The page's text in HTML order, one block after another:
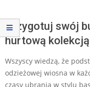
Przygotuj swój
hurtową
Wszyscy wiedzą, że
odzieżowej wiosna w
czasy ubrania w stylu